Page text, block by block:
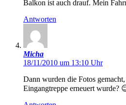
Balkon ist auch drauf. Mein
Antworten
Micha
18/11/2010 um 13:10 Uhr
Dann wurden die Fotos
Eingangtreppe erneuert wurde?